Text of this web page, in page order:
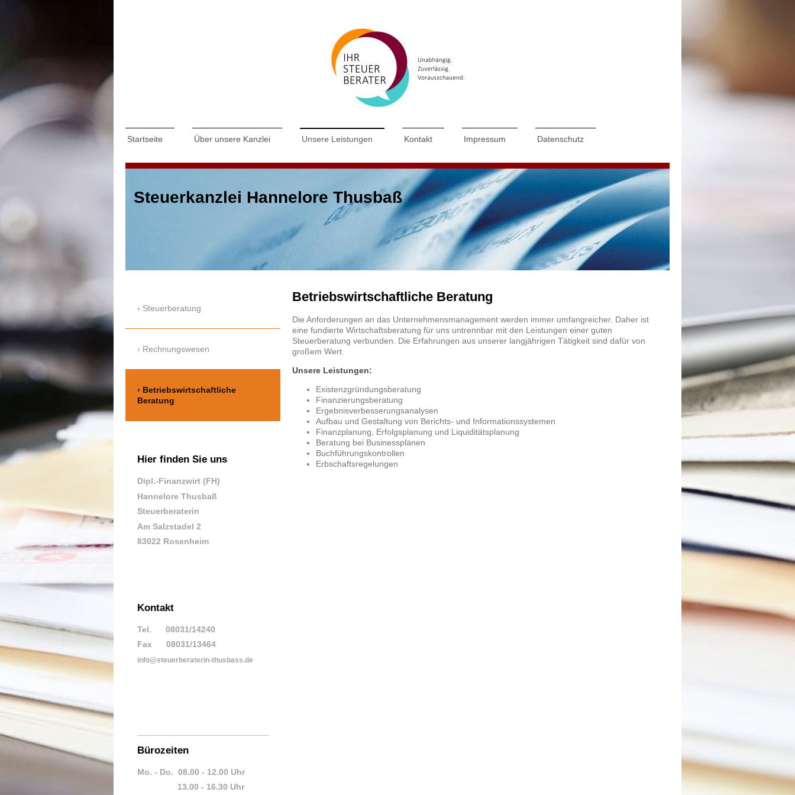
Startseite Über unsere Kanzlei Unsere Leistungen Kontakt Impressum Datenschutz
Steuerkanzlei Hannelore Thusbaß
Betriebswirtschaftliche Beratung
Die Anforderungen an das Unternehmensmanagement werden immer umfangreicher. Daher ist
eine fundierte Wirtschaftsberatung für uns untrennbar mit den Leistungen einer guten
Steuerberatung verbunden. Die Erfahrungen aus unserer langjährigen Tätigkeit sind dafür von
großem Wert.
Unsere Leistungen:
Existenzgründungsberatung
Finanzierungsberatung
Ergebnisverbesserungsanalysen
Aufbau und Gestaltung von Berichts- und Informationssystemen
Finanzplanung, Erfolgsplanung und Liquiditätsplanung
Beratung bei Businessplänen
Buchführungskontrollen
Erbschaftsregelungen
Steuerberatung
Rechnungswesen
Betriebswirtschaftliche
Beratung
Hier finden Sie uns
Dipl.-Finanzwirt (FH)
Hannelore Thusbaß
Steuerberaterin
Am Salzstadel 2
83022 Rosenheim
Kontakt
Tel. 08031/14240
Fax 08031/13464
info@steuerberaterin-thusbass.de
Bürozeiten
Mo. - Do. 08.00 - 12.00 Uhr
13.00 - 16.30 Uhr